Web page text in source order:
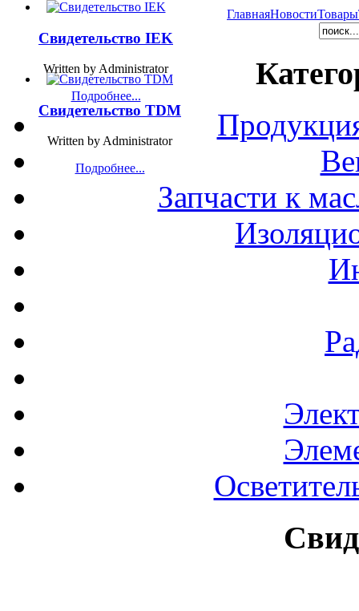
ГлавнаяНовостиТовары
Запчасти к
Свидетельство IEK
Written by Administrator
Подробнее...
Свидетельство TDM
Written by Administrator
Подробнее...